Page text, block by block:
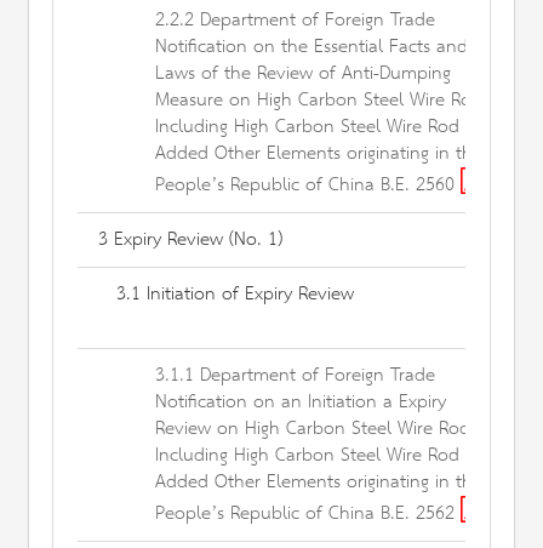
2.2.2 Department of Foreign Trade
Notification on the Essential Facts and
Laws of the Review of Anti-Dumping
Measure on High Carbon Steel Wire Rod
Including High Carbon Steel Wire Rod
Added Other Elements originating in the
People’s Republic of China B.E. 2560
3 Expiry Review (No. 1)
3.1 Initiation of Expiry Review
3.1.1 Department of Foreign Trade
Notification on an Initiation a Expiry
Review on High Carbon Steel Wire Rod
Including High Carbon Steel Wire Rod
Added Other Elements originating in the
People’s Republic of China B.E. 2562